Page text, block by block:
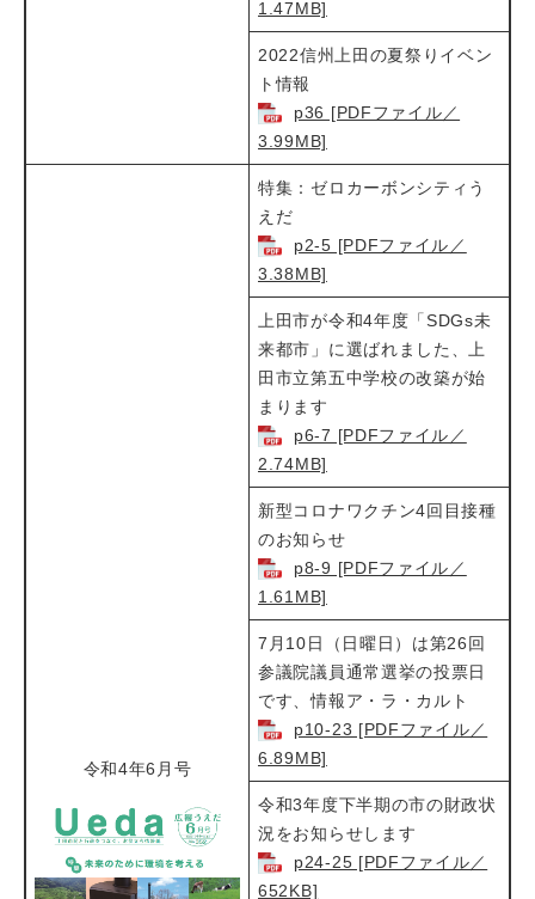
1.47MB]
2022信州上田の夏祭りイベン
ト情報​
p36 [PDFファイル／
3.99MB]
令和4年6月号
特集：ゼロカーボンシティう
えだ
p2-5 [PDFファイル／
3.38MB]
上田市が令和4年度「SDGs未
来都市」に選ばれました、上
田市立第五中学校の改築が始
まります
p6-7 [PDFファイル／
2.74MB]
新型コロナワクチン4回目接種
のお知らせ
p8-9 [PDFファイル／
1.61MB]
7月10日（日曜日）は第26回
参議院議員通常選挙の投票日
です、情報ア・ラ・カルト
p10-23 [PDFファイル／
6.89MB]
令和3年度下半期の市の財政状
況をお知らせします
p24-25 [PDFファイル／
652KB]